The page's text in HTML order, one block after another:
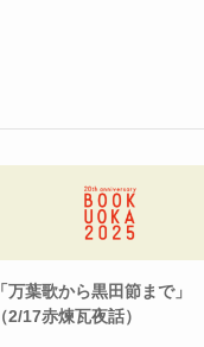
「万葉歌から黒田節まで」
（2/17赤煉瓦夜話）